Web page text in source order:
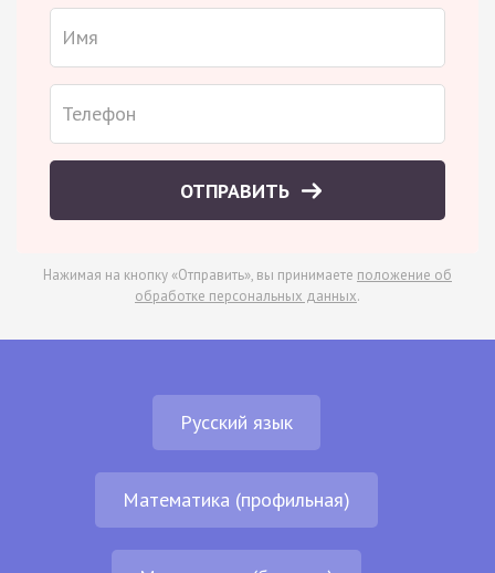
ОТПРАВИТЬ
Нажимая на кнопку «Отправить», вы принимаете положение об
обработке персональных данных.
Русский язык
Математика (профильная)